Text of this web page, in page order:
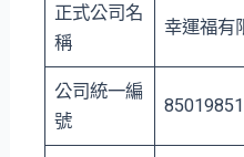
正式公司名
稱
幸運福有
公司統一編
號
85019851